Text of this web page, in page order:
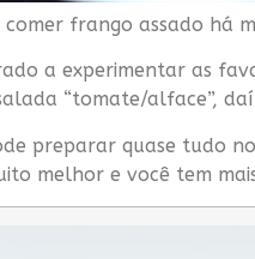
comer frango assado há
a experimentar as
“tomate/alface”,
preparar quase tudo
melhor e você tem